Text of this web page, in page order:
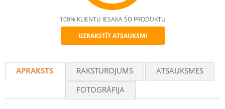
Recommend
100% KLIENTU IESAKA ŠO PRODUKTU
UZRAKSTĪT ATSAUKSMI
APRAKSTS RAKSTUROJUMS
ATSAUKSMES
FOTOGRĀFIJA